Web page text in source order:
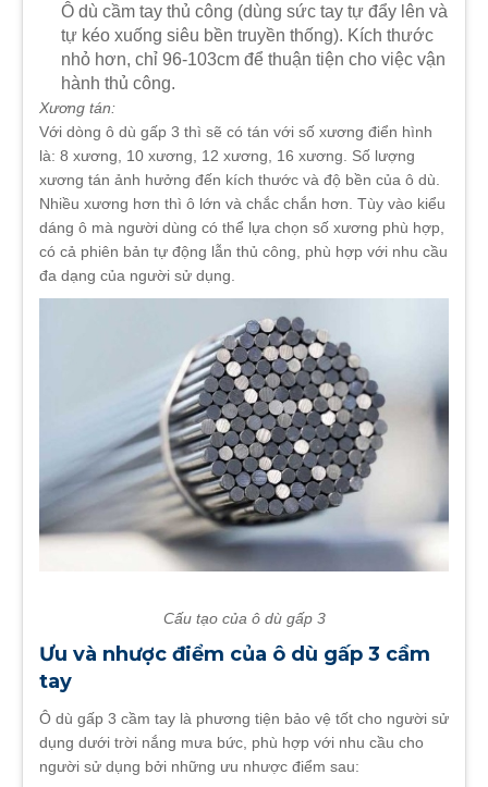
Ô dù cầm tay thủ công (dùng sức tay tự đẩy lên và
tự kéo xuống siêu bền truyền thống). Kích thước
nhỏ hơn, chỉ 96-103cm để thuận tiện cho việc vận
hành thủ công.
Xương tán:
Với dòng ô dù gấp 3 thì sẽ có tán với số xương điển hình
là: 8 xương, 10 xương, 12 xương, 16 xương. Số lượng
xương tán ảnh hưởng đến kích thước và độ bền của ô dù.
Nhiều xương hơn thì ô lớn và chắc chắn hơn. Tùy vào kiểu
dáng ô mà người dùng có thể lựa chọn số xương phù hợp,
có cả phiên bản tự động lẫn thủ công, phù hợp với nhu cầu
đa dạng của người sử dụng.
Cấu tạo của ô dù gấp 3
Ưu và nhược điểm của ô dù gấp 3 cầm
tay
Ô dù gấp 3 cầm tay là phương tiện bảo vệ tốt cho người sử
dụng dưới trời nắng mưa bức, phù hợp với nhu cầu cho
người sử dụng bởi những ưu nhược điểm sau: